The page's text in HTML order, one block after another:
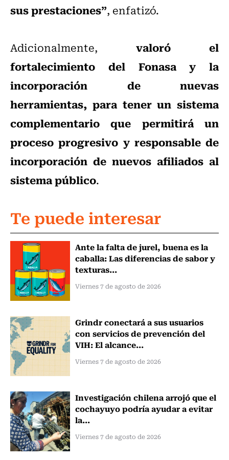
sus prestaciones”, enfatizó.
Adicionalmente, valoró el
fortalecimiento del Fonasa y la
incorporación de nuevas
herramientas, para tener un sistema
complementario que permitirá un
proceso progresivo y responsable de
incorporación de nuevos afiliados al
sistema público.
Te puede interesar
Ante la falta de jurel, buena es la
caballa: Las diferencias de sabor y
texturas...
Viernes 7 de agosto de 2026
Grindr conectará a sus usuarios
con servicios de prevención del
VIH: El alcance...
Viernes 7 de agosto de 2026
Investigación chilena arrojó que el
cochayuyo podría ayudar a evitar
la...
Viernes 7 de agosto de 2026